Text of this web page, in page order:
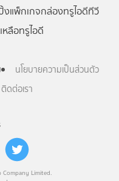
Limited.
งแพ็กเกจกล่องทรูไอดีทีวี
หลือทรูไอดี
นโยบายความเป็นส่วนตัว
ติดต่อเรา